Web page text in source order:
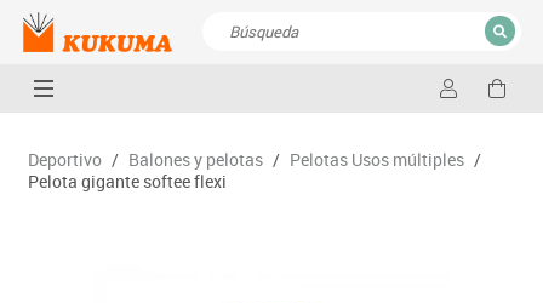
CERRAR
Deportivo / Balones y pelotas / Pelotas Usos múltiples /
Pelota gigante softee flexi